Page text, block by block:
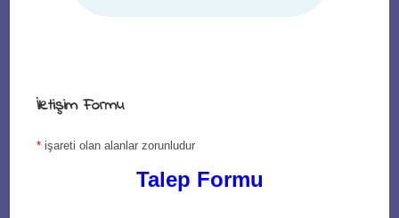
İletişim Formu
* işareti olan alanlar zorunludur
Talep Formu